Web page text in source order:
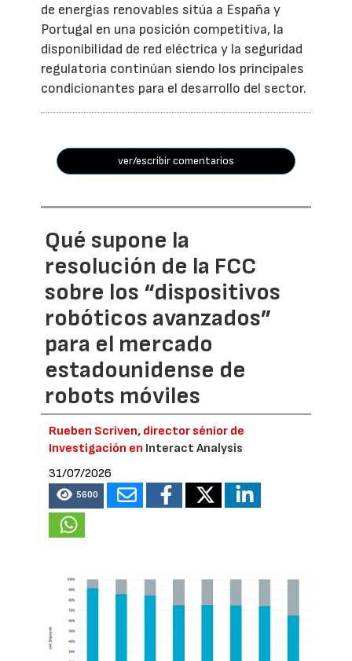
de energías renovables sitúa a España y
Portugal en una posición competitiva, la
disponibilidad de red eléctrica y la seguridad
regulatoria continúan siendo los principales
condicionantes para el desarrollo del sector.
ver/escribir comentarios
Qué supone la
resolución de la FCC
sobre los “dispositivos
robóticos avanzados”
para el mercado
estadounidense de
robots móviles
Rueben Scriven, director sénior de
Investigación en Interact Analysis
31/07/2026
5600